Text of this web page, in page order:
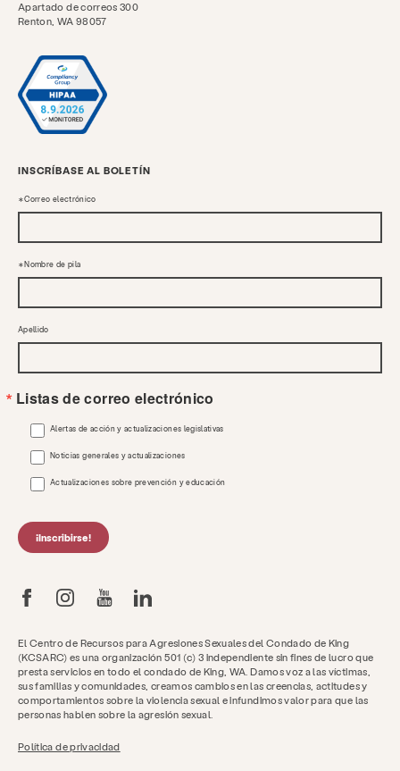
Apartado de correos 300
Renton, WA 98057
El Centro de Recursos para Agresiones Sexuales del Condado de King
(KCSARC) es una organización 501 (c) 3 independiente sin fines de lucro que
presta servicios en todo el condado de King, WA. Damos voz a las víctimas,
sus familias y comunidades, creamos cambios en las creencias, actitudes y
comportamientos sobre la violencia sexual e infundimos valor para que las
personas hablen sobre la agresión sexual.
Política de privacidad
INSCRÍBASE AL BOLETÍN
Correo electrónico
Nombre de pila
Apellido
Listas de correo electrónico
Alertas de acción y actualizaciones legislativas
Noticias generales y actualizaciones
Actualizaciones sobre prevención y educación
¡Inscribirse!